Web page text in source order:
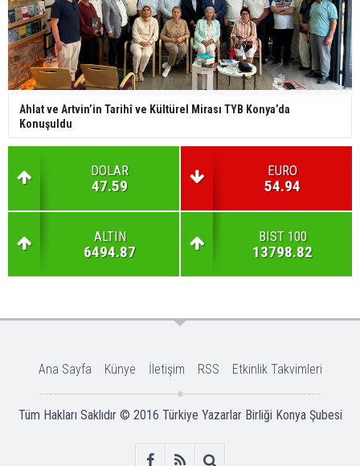
Ahlat ve Artvin’in Tarihî ve Kültürel Mirası TYB Konya’da
Konuşuldu
DOLAR
47.59
EURO
54.94
ALTIN
6494.87
BIST 100
13798.82
Ana Sayfa Künye İletişim RSS Etkinlik Takvimleri
Tüm Hakları Saklıdır © 2016 Türkiye Yazarlar Birliği Konya Şubesi